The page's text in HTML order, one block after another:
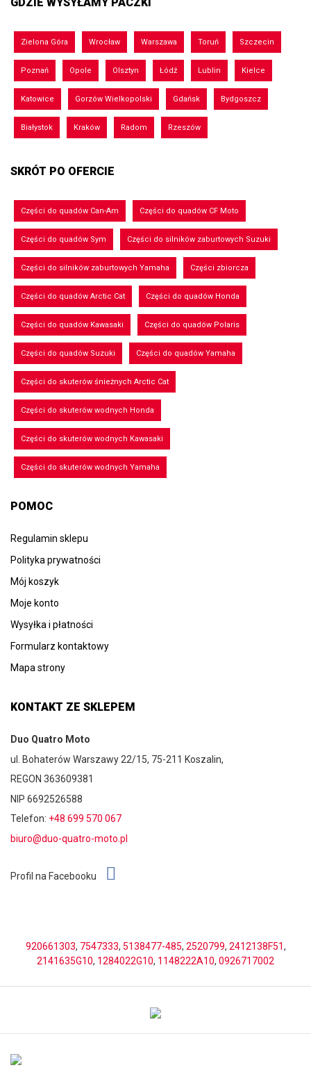
Zielona Góra Wrocław Warszawa Toruń Szczecin
Poznań Opole Olsztyn Łódź Lublin Kielce
Katowice Gorzów Wielkopolski Gdańsk Bydgoszcz
Białystok Kraków Radom Rzeszów
SKRÓT PO OFERCIE
Części do quadów Can-Am Części do quadów CF Moto
Części do quadów Sym Części do silników zaburtowych Suzuki
Części do silników zaburtowych Yamaha Części zbiorcza
Części do quadów Arctic Cat Części do quadów Honda
Części do quadów Kawasaki Części do quadów Polaris
Części do quadów Suzuki Części do quadów Yamaha
Części do skuterów śnieżnych Arctic Cat
Części do skuterów wodnych Honda
Części do skuterów wodnych Kawasaki
Części do skuterów wodnych Yamaha
POMOC
Regulamin sklepu
Polityka prywatności
Mój koszyk
Moje konto
Wysyłka i płatności
Formularz kontaktowy
Mapa strony
KONTAKT ZE SKLEPEM
Duo Quatro Moto
ul. Bohaterów Warszawy 22/15, 75-211 Koszalin,
REGON 363609381
NIP 6692526588
Telefon: +48 699 570 067
biuro@duo-quatro-moto.pl
Profil na Facebooku
920661303, 7547333, 5138477-485, 2520799, 2412138F51,
2141635G10, 1284022G10, 1148222A10, 0926717002